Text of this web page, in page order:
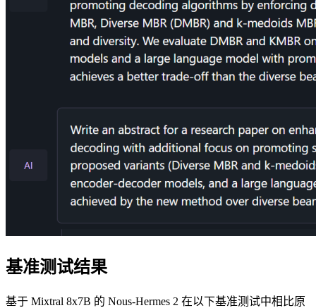
基准测试结果
基于 Mixtral 8x7B 的 Nous-Hermes 2 在以下基准测试中相比原